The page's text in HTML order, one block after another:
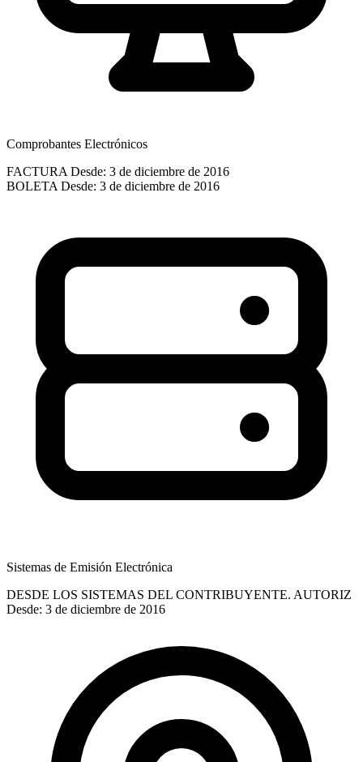
Comprobantes Electrónicos
FACTURA Desde: 3 de diciembre de 2016
BOLETA Desde: 3 de diciembre de 2016
Sistemas de Emisión Electrónica
DESDE LOS SISTEMAS DEL CONTRIBUYENTE. AUTORIZ
Desde: 3 de diciembre de 2016